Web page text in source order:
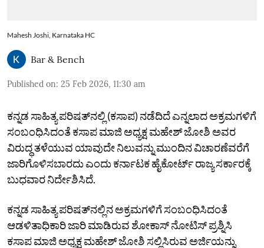
Mahesh Joshi, Karnataka HC
Bar & Bench
Published on: 25 Feb 2026, 11:30 am
ಕನ್ನಡ ಸಾಹಿತ್ಯ ಪರಿಷತ್‌ನಲ್ಲಿ (ಕಸಾಪ) ನಡೆದಿದೆ ಎನ್ನಲಾದ ಅಕ್ರಮಗಳಿಗೆ
ಸಂಬಂಧಿಸಿದಂತೆ ಕಸಾಪ ಮಾಜಿ ಅಧ್ಯಕ್ಷ ಮಹೇಶ್‌ ಜೋಶಿ ಅವರ
ವಿರುದ್ಧ ತಳೆಯುವ ಯಾವುದೇ ನಿಲುವನ್ನು ಮುಂದಿನ ವಿಚಾರಣೆವರೆಗೆ
ಜಾರಿಗೊಳಿಸಬಾರದು ಎಂದು ಕರ್ನಾಟಕ ಹೈಕೋರ್ಟ್‌ ರಾಜ್ಯ ಸರ್ಕಾರಕ್ಕೆ
ಬುಧವಾರ ನಿರ್ದೇಶಿಸಿದೆ.
ಕನ್ನಡ ಸಾಹಿತ್ಯ ಪರಿಷತ್‌ನಲ್ಲಿನ ಅಕ್ರಮಗಳಿಗೆ ಸಂಬಂಧಿಸಿದಂತೆ
ಆಡಳಿತಾಧಿಕಾರಿ ಜಾರಿ ಮಾಡಿರುವ ಶೋಕಾಸ್‌ ನೋಟಿಸ್‌ ಪ್ರಶ್ನಿಸಿ
ಕಸಾಪ ಮಾಜಿ ಅಧ್ಯಕ್ಷ ಮಹೇಶ್‌ ಜೋಶಿ ಸಲ್ಲಿಸಿರುವ ಅರ್ಜಿಯನ್ನು